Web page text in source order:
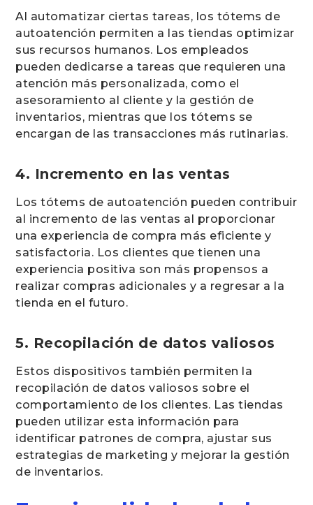
Al automatizar ciertas tareas, los tótems de
autoatención permiten a las tiendas optimizar
sus recursos humanos. Los empleados
pueden dedicarse a tareas que requieren una
atención más personalizada, como el
asesoramiento al cliente y la gestión de
inventarios, mientras que los tótems se
encargan de las transacciones más rutinarias.
4. Incremento en las ventas
Los tótems de autoatención pueden contribuir
al incremento de las ventas al proporcionar
una experiencia de compra más eficiente y
satisfactoria. Los clientes que tienen una
experiencia positiva son más propensos a
realizar compras adicionales y a regresar a la
tienda en el futuro.
5. Recopilación de datos valiosos
Estos dispositivos también permiten la
recopilación de datos valiosos sobre el
comportamiento de los clientes. Las tiendas
pueden utilizar esta información para
identificar patrones de compra, ajustar sus
estrategias de marketing y mejorar la gestión
de inventarios.